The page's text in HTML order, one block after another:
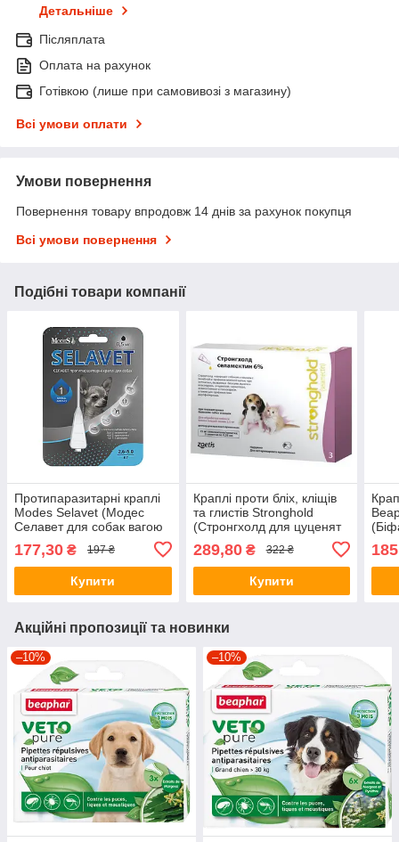
Детальніше
Післяплата
Оплата на рахунок
Готівкою (лише при самовивозі з магазину)
Всі умови оплати
Умови повернення
Повернення товару впродовж 14 днів за рахунок покупця
Всі умови повернення
Подібні товари компанії
Протипаразитарні краплі
Modes Selavet (Модес
Селавет для собак вагою
2,5-5кг.) 0,5мл. 1 піпетка
177,30 ₴ 197 ₴
Купити
Краплі проти бліх, кліщів
та глистів Stronghold
(Стронгхолд для цуценят
289,80₴ 322 ₴
Купити
Акційні пропозиції та новинки
–10% –10%